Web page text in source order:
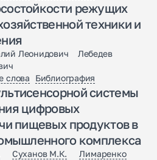
режущих
техники и
Леонидович Лебедев
слова Библиография
системы
цифровых
пищевых продуктов в
комплекса
Суханов М.К.
Лимаренко